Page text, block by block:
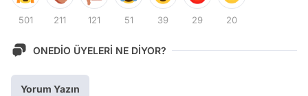
501 211 121 51 39 29 20
ONEDİO ÜYELERİ NE DİYOR?
Yorum Yazın